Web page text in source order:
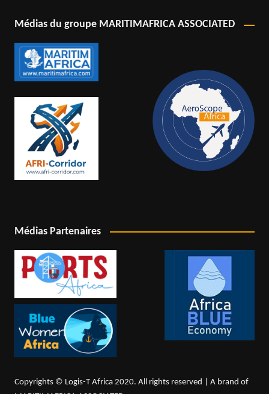
Médias du groupe MARITIMAFRICA ASSOCIATED
Médias Partenaires
Copyrights © Logis-T Africa 2020. All rights reserved | A brand of